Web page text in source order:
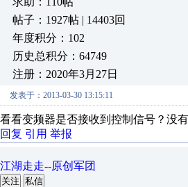
帖子：1927帖 | 14403回
年度积分：102
历史总积分：64749
注册：2020年3月27日
发表于：2013-03-30 13:15:11
看看变频器是否接收到控制信号？没
回复 引用 举报
江湖走走--原创军团
关注 私信